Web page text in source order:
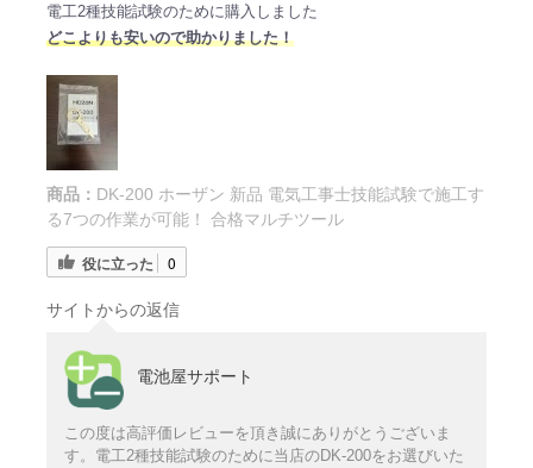
電工2種技能試験のために購入しました
どこよりも安いので助かりました！
商品： DK-200 ホーザン 新品 電気工事士技能試験で施工す
る7つの作業が可能！ 合格マルチツール
役に立った 0
サイトからの返信
電池屋サポート
この度は高評価レビューを頂き誠にありがとうございま
す。電工2種技能試験のために当店のDK-200をお選びいた